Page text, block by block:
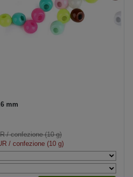
mm
/ confezione (10 g)
/ confezione (10 g)